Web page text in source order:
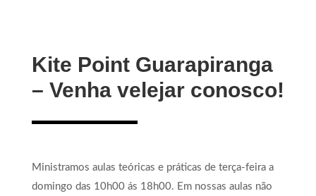
Kite Point Guarapiranga
– Venha velejar conosco!
Ministramos aulas teóricas e práticas de terça-feira a
domingo das 10h00 ás 18h00. Em nossas aulas não